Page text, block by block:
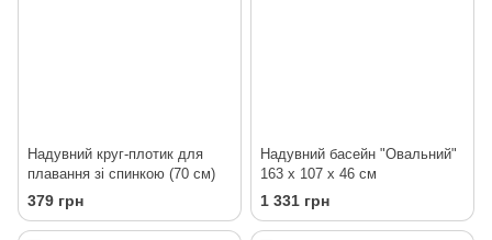
Надувний круг-плотик для
плавання зі спинкою (70 см)
379 грн
Надувний басейн "Овальний"
163 х 107 х 46 см
1 331 грн